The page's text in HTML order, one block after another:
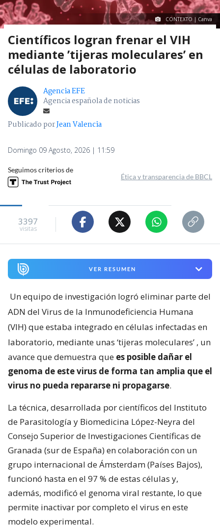
CONTEXTO | Canva
Científicos logran frenar el VIH
mediante ’tijeras moleculares’ en
células de laboratorio
Agencia EFE
Agencia española de noticias
Publicado porJean Valencia
Domingo 09 Agosto, 2026 | 11:59
Seguimos criterios de
Ética y transparencia de BBCL
3397
visitas
VER RESUMEN
Un equipo de investigación logró eliminar parte del
ADN del Virus de la Inmunodeficiencia Humana
(VIH) que estaba integrado en células infectadas en
laboratorio, mediante unas ‘tijeras moleculares’ , un
avance que demuestra que es posible dañar el
genoma de este virus de forma tan amplia que el
virus no pueda repararse ni propagarse.
La técnica, desarrollada por científicos del Instituto
de Parasitología y Biomedicina López-Neyra del
Consejo Superior de Investigaciones Científicas de
Granada (sur de España) en colaboración con un
grupo internacional de Ámsterdam (Países Bajos),
funcionó hasta en el 97 % de estas células y,
además, modificó el genoma viral restante, lo que
permite inactivar por completo el virus en este
modelo experimental.